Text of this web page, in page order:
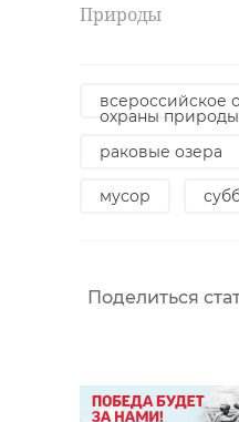
Природы
всероссийское
охраны природы
раковые озера
мусор
Поделиться